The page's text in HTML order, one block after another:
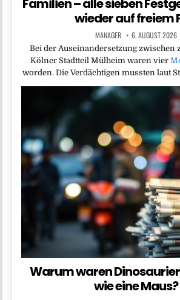
Familien – alle sieben
wieder auf freiem
MANAGER 6. AUGUST 2026
Bei der Auseinandersetzung zwischen
Kölner Stadtteil Mülheim waren vier
worden. Die Verdächtigen mussten laut
Warum waren
wie eine Maus?